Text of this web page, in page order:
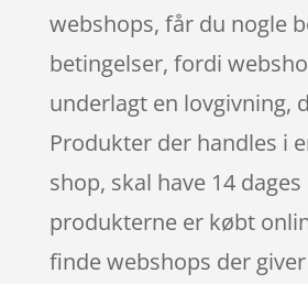
webshops, får du nogle
betingelser, fordi
underlagt en lovgivning,
Produkter der handles i
shop, skal have 14
produkterne er købt
finde webshops der